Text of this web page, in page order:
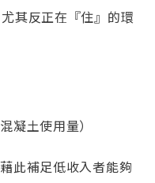
其反正在『住』的環
凝土使用量）
此補足低收入者能夠